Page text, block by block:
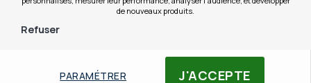
J'ACCEPTE
PARAMÉTRER
de nouveaux produits.
Refuser
© Copyright OfficeEasy 2026